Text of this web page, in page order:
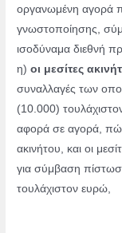
οργανωμένη αγορά
γνωστοποίησης,
ισοδύναμα διεθνή
η)οι μεσίτες
συναλλαγές των
(10.000)
αφορά σε αγορά,
ακινήτου, και οι
για σύμβαση
τουλάχιστον ευρώ,